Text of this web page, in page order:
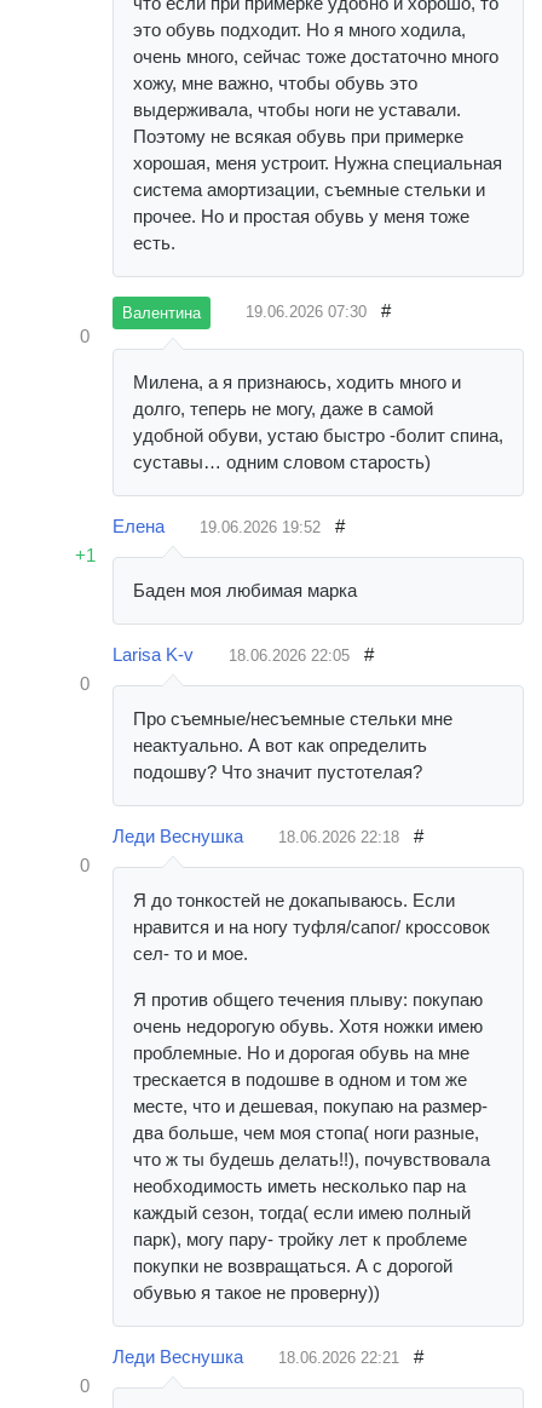
это обувь подходит. Но я много ходила,
очень много, сейчас тоже достаточно много
хожу, мне важно, чтобы обувь это
выдерживала, чтобы ноги не уставали.
Поэтому не всякая обувь при примерке
хорошая, меня устроит. Нужна специальная
система амортизации, съемные стельки и
прочее. Но и простая обувь у меня тоже
есть.
0
Валентина 19.06.2026 07:30 #
Милена, а я признаюсь, ходить много и
долго, теперь не могу, даже в самой
удобной обуви, устаю быстро -болит спина,
суставы… одним словом старость)
+1
Елена 19.06.2026 19:52 #
Баден моя любимая марка
0
Larisa K-v 18.06.2026 22:05 #
Про съемные/несъемные стельки мне
неактуально. А вот как определить
подошву? Что значит пустотелая?
0
Леди Веснушка 18.06.2026 22:18 #
Я до тонкостей не докапываюсь. Если
нравится и на ногу туфля/сапог/ кроссовок
сел- то и мое.
Я против общего течения плыву: покупаю
очень недорогую обувь. Хотя ножки имею
проблемные. Но и дорогая обувь на мне
трескается в подошве в одном и том же
месте, что и дешевая, покупаю на размер-
два больше, чем моя стопа( ноги разные,
что ж ты будешь делать!!), почувствовала
необходимость иметь несколько пар на
каждый сезон, тогда( если имею полный
парк), могу пару- тройку лет к проблеме
покупки не возвращаться. А с дорогой
обувью я такое не проверну))
0
Леди Веснушка 18.06.2026 22:21 #